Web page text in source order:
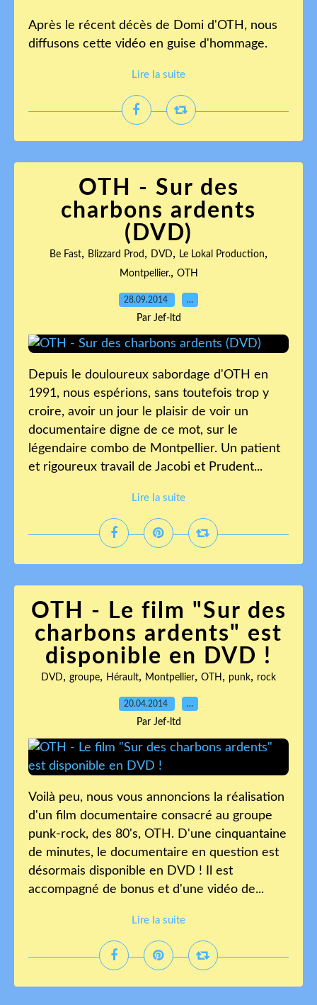
Après le récent décès de Domi d'OTH, nous
diffusons cette vidéo en guise d'hommage.
Lire la suite
OTH - Sur des
charbons ardents
(DVD)
Be Fast, Blizzard Prod , DVD, Le Lokal Production,
Montpellier., OTH
28.09.2014 …
Par Jef-ltd
Depuis le douloureux sabordage d'OTH en
1991, nous espérions, sans toutefois trop y
croire, avoir un jour le plaisir de voir un
documentaire digne de ce mot, sur le
légendaire combo de Montpellier. Un patient
et rigoureux travail de Jacobi et Prudent...
Lire la suite
OTH - Le film "Sur des
charbons ardents" est
disponible en DVD !
DVD, groupe, Hérault, Montpellier, OTH , punk, rock
20.04.2014 …
Par Jef-ltd
Voilà peu, nous vous annoncions la réalisation
d'un film documentaire consacré au groupe
punk-rock, des 80's, OTH. D'une cinquantaine
de minutes, le documentaire en question est
désormais disponible en DVD ! Il est
accompagné de bonus et d'une vidéo de...
Lire la suite